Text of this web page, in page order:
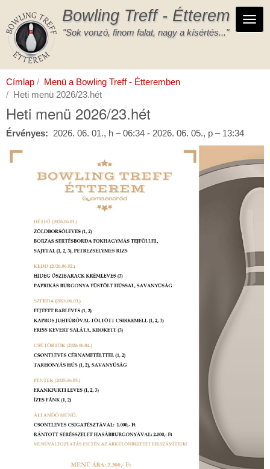
tartalomra
Bowling Treff - Étterem
"Sok vonzó, finom falat, nagy a kísértés..."
Címlap
Menü a Bowling Treff - Étteremben
Heti menü 2026/23.hét
Heti menü 2026/23.hét
Érvényes 2026. 06. 01., h – 06:34- 2026. 06. 05., p – 13:34